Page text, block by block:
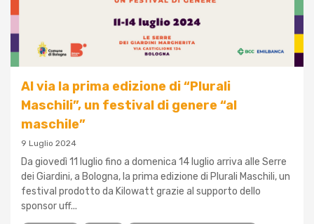
Al via la prima edizione di “Plurali
Maschili”, un festival di genere “al
maschile”
9 Luglio 2024
Da giovedì 11 luglio fino a domenica 14 luglio arriva alle Serre
dei Giardini, a Bologna, la prima edizione di Plurali Maschili, un
festival prodotto da Kilowatt grazie al supporto dello
sponsor uff...